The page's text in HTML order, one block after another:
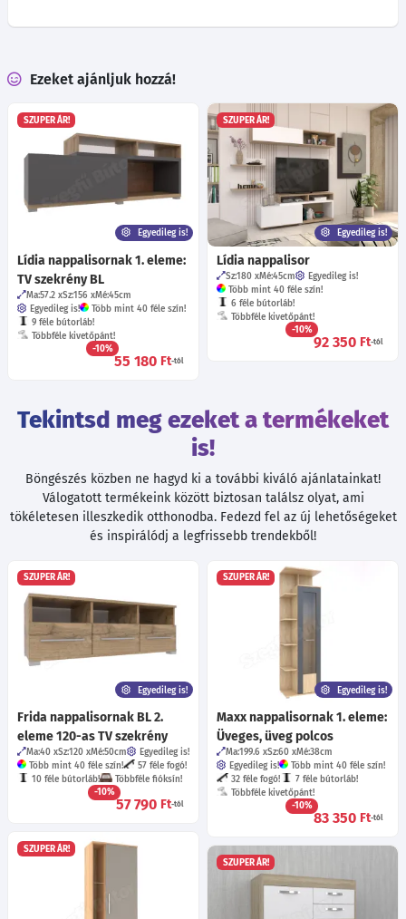
Ezeket ajánljuk hozzá!
SZUPER ÁR!
Egyedileg is!
Lídia nappalisornak 1. eleme:
TV szekrény BL
Ma:57.2 Sz:156 Mé:45cm
Egyedileg is!
Több mint 40 féle szín!
9 féle bútorláb!
Többféle kivetőpánt!
-10%
55 180 Ft-tól
SZUPER ÁR!
Egyedileg is!
Lídia nappalisor
Sz:180 Mé:45cm
Egyedileg is!
Több mint 40 féle szín!
6 féle bútorláb!
Többféle kivetőpánt!
-10%
92 350 Ft-tól
Tekintsd meg ezeket a termékeket
is!
Böngészés közben ne hagyd ki a további kiváló ajánlatainkat!
Válogatott termékeink között biztosan találsz olyat, ami
tökéletesen illeszkedik otthonodba. Fedezd fel az új lehetőségeket
és inspirálódj a legfrissebb trendekből!
SZUPER ÁR!
Egyedileg is!
Frida nappalisornak BL 2.
eleme 120-as TV szekrény
Ma:40 Sz:120 Mé:50cm
Egyedileg is!
Több mint 40 féle szín!
57 féle fogó!
10 féle bútorláb!
Többféle fióksín!
-10%
57 790 Ft-tól
SZUPER ÁR!
Egyedileg is!
Maxx nappalisornak 1. eleme:
Üveges, üveg polcos
Ma:199.6 Sz:60 Mé:38cm
Egyedileg is!
Több mint 40 féle szín!
32 féle fogó!
7 féle bútorláb!
Többféle kivetőpánt!
-10%
83 350 Ft-tól
SZUPER ÁR!
SZUPER ÁR!